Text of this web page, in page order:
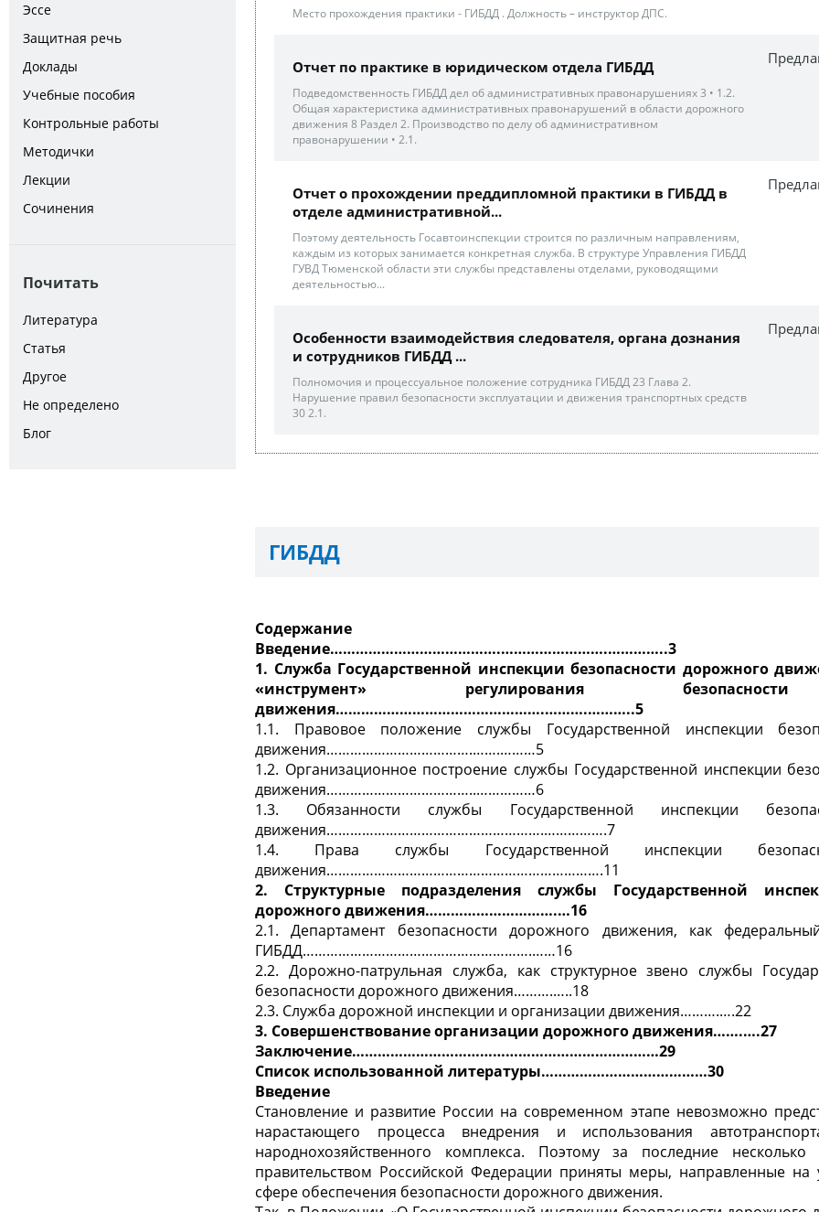
Эссе
Защитная речь
Доклады
Учебные пособия
Контрольные работы
Методички
Лекции
Сочинения
Почитать
Литература
Статья
Другое
Не определено
Блог
Место прохождения практики - ГИБДД . Должность – инструктор ДПС.
Отчет по практике в юридическом отдела ГИБДД
Подведомственность ГИБДД дел об административных правонарушениях 3 • 1.2.
Общая характеристика административных правонарушений в области дорожного
движения 8 Раздел 2. Производство по делу об административном
правонарушении • 2.1.
Отчет о прохождении преддипломной практики в ГИБДД в
отделе административной...
Поэтому деятельность Госавтоинспекции строится по различным направлениям,
каждым из которых занимается конкретная служба. В структуре Управления ГИБДД
ГУВД Тюменской области эти службы представлены отделами, руководящими
деятельностью...
Особенности взаимодействия следователя, органа дознания
и сотрудников ГИБДД ...
Полномочия и процессуальное положение сотрудника ГИБДД 23 Глава 2.
Нарушение правил безопасности эксплуатации и движения транспортных средств
30 2.1.
ГИБДД
Содержание
Введение………………………………….…………………….…………..3
1. Служба Государственной инспекции безопасности дорожного
«инструмент» регулирования
движения………………………………………….……….………..5
1.1. Правовое положение службы Государственной инспекции
движения……………………………….…….………5
1.2. Организационное построение службы Государственной инспекции
движения………………………………..……………6
1.3. Обязанности службы Государственной инспекции
движения……………………………………………….…………….7
1.4. Права службы Государственной инспекции
движения…………………………………………………………….11
2. Структурные подразделения службы Государственной
дорожного движения………………………….…16
2.1. Департамент безопасности дорожного движения, как
ГИБДД………………………………………………….……16
2.2. Дорожно-патрульная служба, как структурное звено службы
безопасности дорожного движения……….…..18
2.3. Служба дорожной инспекции и организации движения……….….22
3. Совершенствование организации дорожного движения…….….27
Заключение………………………………………………………………29
Список использованной литературы…………………………………30
Введение
Становление и развитие России на современном этапе невозможно
нарастающего процесса внедрения и использования
народнохозяйственного комплекса. Поэтому за последние
правительством Российской Федерации приняты меры, направленные на
сфере обеспечения безопасности дорожного движения.